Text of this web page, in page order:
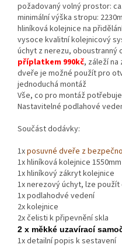
požadovaný volný prostor:
minimální výška stropu:
hliníková kolejnice na
vysoce kvalitní kolejnicový
úchyt z nerezu, oboustranný
příplatkem 990kč, záleží na
dveře je možné použít pro
jednoduchá montáž
Vše, co pro montáž
Nastavitelné podlahové
Součást dodávky:
1xposuvné dveře z
1x hliníková kolejnice
1x hliníkový zákryt kolejnice
1x nerezový úchyt, lze
1x podlahodvé vedení
2x kolejnice
2x čelisti k připevnění skla
2 x měkké uzavírací
1x detailní popis k sestavení